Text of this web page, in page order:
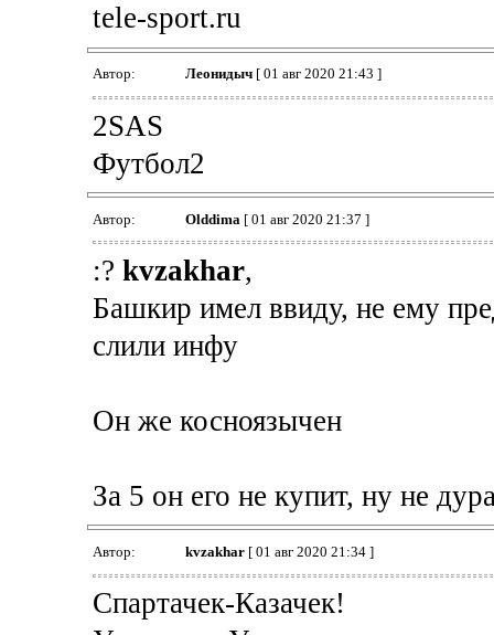
tele-sport.ru
Автор: Леонидыч[ 01 авг 2020 21:43 ]
2SAS
Футбол2
Автор: Olddima [ 01 авг 2020 21:37 ]
:? kvzakhar,
Башкир имел ввиду, не ему
слили инфу
Он же косноязычен
За 5 он его не купит, ну не
Автор: kvzakhar[ 01 авг 2020 21:34 ]
Спартачек-Казачек!